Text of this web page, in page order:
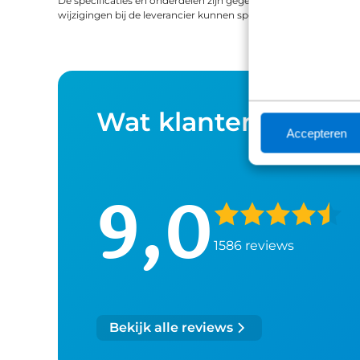
Accepteren
hartslagbandSnelheidssensorCadanssensorDocumentatie Download
wijzigingen bij de leverancier kunnen specificaties afwijken.
Wat klanten over
9,0 1586 reviews
Bekijk alle reviews